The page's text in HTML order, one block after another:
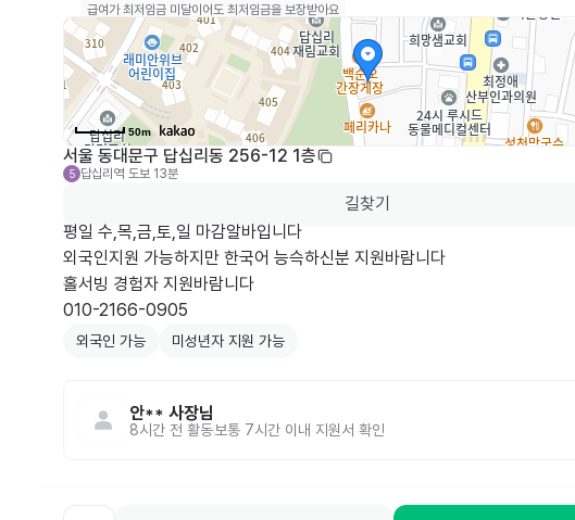
급여가 최저임금 미달이어도 최저임금을 보장받아요
50m
서울 동대문구 답십리동 256-12 1층
5 답십리역 도보 13분
길찾기
평일 수,목,금,토,일 마감알바입니다
외국인지원 가능하지만 한국어 능슥하신분 지원바람니다
홀서빙 경험자 지원바람니다
외국인 가능 미성년자 지원 가능
안** 사장님
8시간 전 활동 보통 7시간 이내 지원서 확인